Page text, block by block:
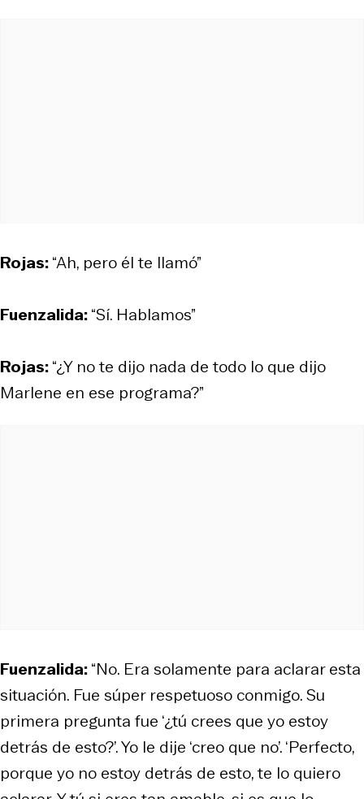
Rojas:“Ah, pero él te llamó”
Fuenzalida:“Sí. Hablamos”
Rojas:“¿Y no te dijo nada de todo lo que dijo
Marlene en ese programa?”
Fuenzalida:“No. Era solamente para aclarar esta
situación. Fue súper respetuoso conmigo. Su
primera pregunta fue ‘¿tú crees que yo estoy
detrás de esto?’. Yo le dije ‘creo que no’. ‘Perfecto,
porque yo no estoy detrás de esto, te lo quiero